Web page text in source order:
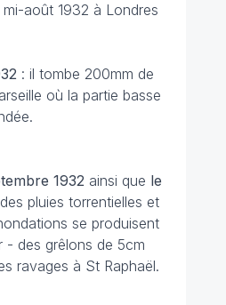
août 1932 à Londres
: il tombe 200mm de
où la partie basse
1932 ainsi que le
pluies torrentielles et
se produisent
- des grêlons de 5cm
ravages à St Raphaël.